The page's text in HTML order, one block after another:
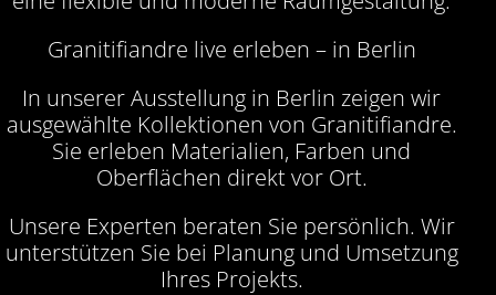
Granitifiandre live erleben – in Berlin
In unserer Ausstellung in Berlin zeigen wir
ausgewählte Kollektionen von Granitifiandre.
Sie erleben Materialien, Farben und
Oberflächen direkt vor Ort.
Unsere Experten beraten Sie persönlich. Wir
unterstützen Sie bei Planung und Umsetzung
Ihres Projekts.